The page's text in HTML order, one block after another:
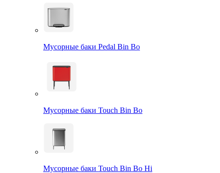
Мусорные баки Pedal Bin Bo
Мусорные баки Touch Bin Bo
Мусорные баки Touch Bin Bo Hi